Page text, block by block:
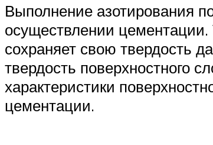
Выполнение азотирования
осуществлении цементации.
сохраняет свою твердость
твердость поверхностного
характеристики
цементации.